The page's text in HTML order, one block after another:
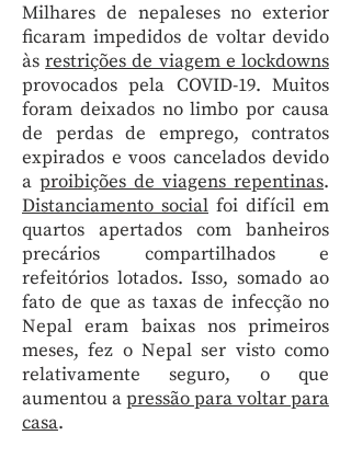
Milhares de nepaleses no exterior
ficaram impedidos de voltar devido
àsrestrições de viagem e lockdowns
provocados pela COVID-19. Muitos
foram deixados no limbo por causa
de perdas de emprego, contratos
expirados e voos cancelados devido
a proibições de viagens repentinas.
Distanciamento social foi difícil em
quartos apertados com banheiros
precários compartilhados e
refeitórios lotados. Isso, somado ao
fato de que as taxas de infecção no
Nepal eram baixas nos primeiros
meses, fez o Nepal ser visto como
relativamente seguro, o que
aumentou apressão para voltar para
casa.